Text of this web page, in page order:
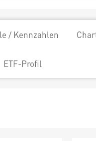
/ Kennzahlen
ETF-Profil